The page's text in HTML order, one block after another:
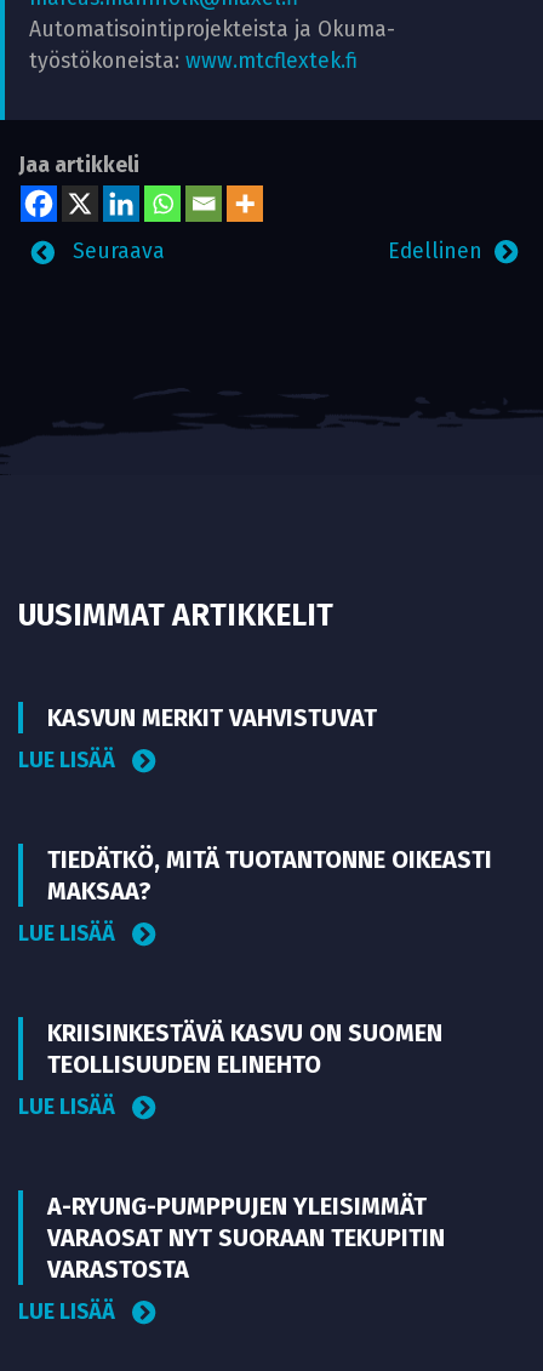
Automatisointiprojekteista ja Okuma-
työstökoneista: www.mtcflextek.fi
Jaa artikkeli
Edellinen
Seuraava
UUSIMMAT ARTIKKELIT
KASVUN MERKIT VAHVISTUVAT
LUE LISÄÄ
TIEDÄTKÖ, MITÄ TUOTANTONNE OIKEASTI
MAKSAA?
LUE LISÄÄ
KRIISINKESTÄVÄ KASVU ON SUOMEN
TEOLLISUUDEN ELINEHTO
LUE LISÄÄ
A-RYUNG-PUMPPUJEN YLEISIMMÄT
VARAOSAT NYT SUORAAN TEKUPITIN
VARASTOSTA
LUE LISÄÄ